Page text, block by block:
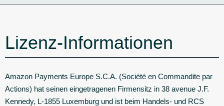
Lizenz-Informationen
Amazon Payments Europe S.C.A. (Société en Commandite par
Actions) hat seinen eingetragenen Firmensitz in 38 avenue J.F.
Kennedy, L-1855 Luxemburg und ist beim Handels- und RCS